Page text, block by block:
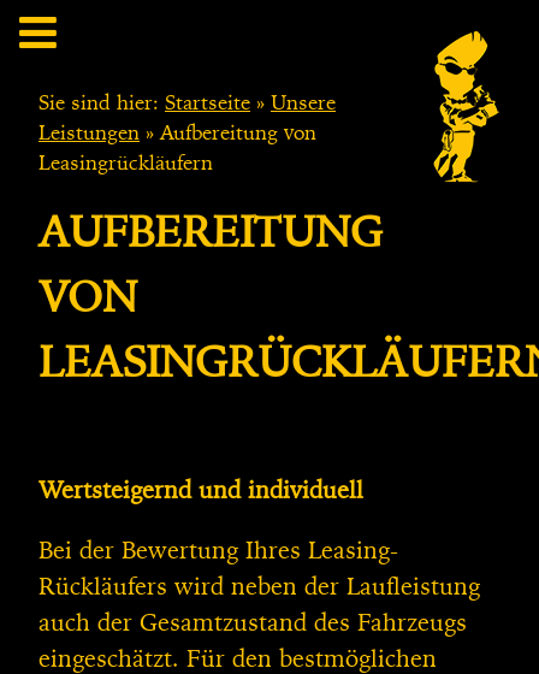
Sie sind hier: Startseite » Unsere
Leistungen »Aufbereitung von
Leasingrückläufern
AUFBEREITUNG
VON
Wertsteigernd und individuell
Bei der Bewertung Ihres Leasing-
Rückläufers wird neben der Laufleistung
auch der Gesamtzustand des Fahrzeugs
eingeschätzt. Für den bestmöglichen